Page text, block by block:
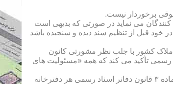
برخوردار نیست.
کنندگان می نماید در صورتی که بدیهی است
خود قبل از تنظیم سند دیده و سنجیده باشد
کشور با جلب نظر مشورتی کانون
نامیده می شود. ماده ۲۱ قانون دفاتر اسناد رسمی تأکید می کند که همه «مسئولیت های
دفتریار :دفتریار سمت معاونت دفترخانه و نمایندگی سازمان ثبت را دارا می باشد.طبق ماده ۳ قانون دفاتر اسناد رسمی هر دفترخانه